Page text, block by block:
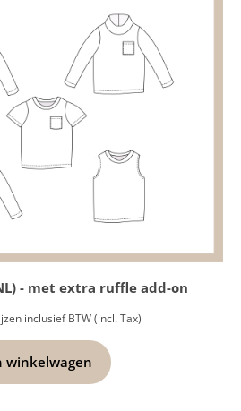
- met extra ruffle add-on
inclusief BTW (incl. Tax)
winkelwagen